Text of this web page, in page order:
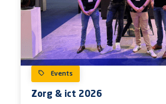
Events
Zorg & ict 2026